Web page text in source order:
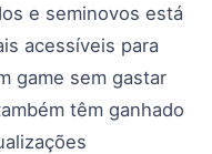
e seminovos está
acessíveis para
game sem gastar
têm ganhado